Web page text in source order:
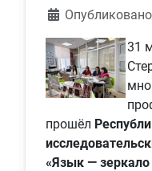
Информация о
31
прошёл
«Язык — зеркало